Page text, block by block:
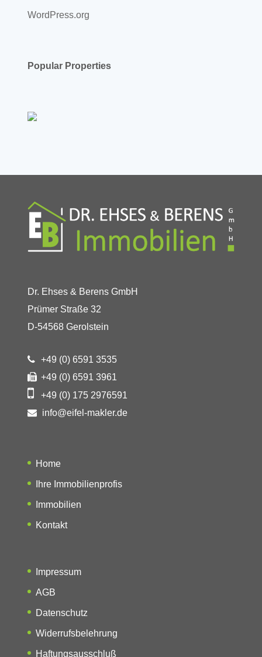
WordPress.org
Popular Properties
Dr. Ehses & Berens GmbH
Prümer Straße 32
D-54568 Gerolstein
+49 (0) 6591 3535
+49 (0) 6591 3961
+49 (0) 175 2976591
info@eifel-makler.de
Home
Ihre Immobilienprofis
Immobilien
Kontakt
Impressum
AGB
Datenschutz
Widerrufsbelehrung
Haftungsausschluß